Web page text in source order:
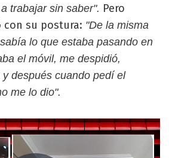
trabajar sin saber". Pero
con su postura: "De la misma
lo que estaba pasando en
el móvil, me despidió,
después cuando pedí el
me lo dio".